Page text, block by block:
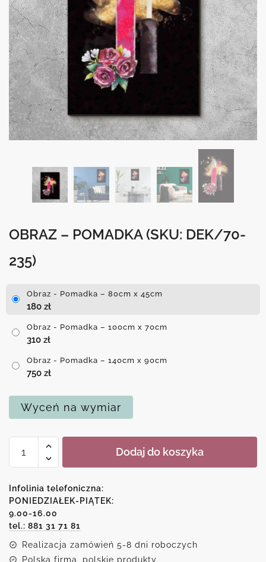
OBRAZ – POMADKA (SKU: DEK/70-
235)
Obraz - Pomadka – 80cm x 45cm
180 zł
Obraz - Pomadka – 100cm x 70cm
310 zł
Obraz - Pomadka – 140cm x 90cm
750 zł
Wyceń na wymiar
Obraz
Pomadka
Dodaj do koszyka
Infolinia telefoniczna:
PONIEDZIAŁEK-PIĄTEK:
9.00-16.00
tel.: 881 31 71 81
Realizacja zamówień 5-8 dni roboczych
Polska firma, polskie produkty